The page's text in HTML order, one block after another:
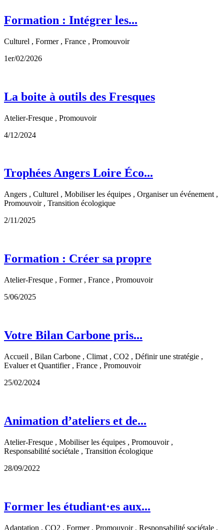
Formation : Intégrer les...
Culturel , Former , France , Promouvoir
1er/02/2026
La boite à outils des Fresques
Atelier-Fresque , Promouvoir
4/12/2024
Trophées Angers Loire Éco...
Angers , Culturel , Mobiliser les équipes , Organiser un événement ,
Promouvoir , Transition écologique
2/11/2025
Formation : Créer sa propre
Atelier-Fresque , Former , France , Promouvoir
5/06/2025
Votre Bilan Carbone pris...
Accueil , Bilan Carbone , Climat , CO2 , Définir une stratégie ,
Evaluer et Quantifier , France , Promouvoir
25/02/2024
Animation d’ateliers et de...
Atelier-Fresque , Mobiliser les équipes , Promouvoir ,
Responsabilité sociétale , Transition écologique
28/09/2022
Former les étudiant·es aux...
Adaptation , CO2 , Former , Promouvoir , Responsabilité sociétale ,